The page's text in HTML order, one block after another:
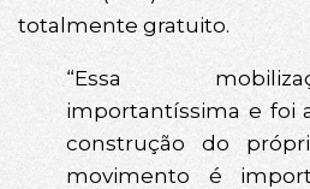
totalmente gratuito.
“Essa
importantíssima e foi
construção do
movimento é